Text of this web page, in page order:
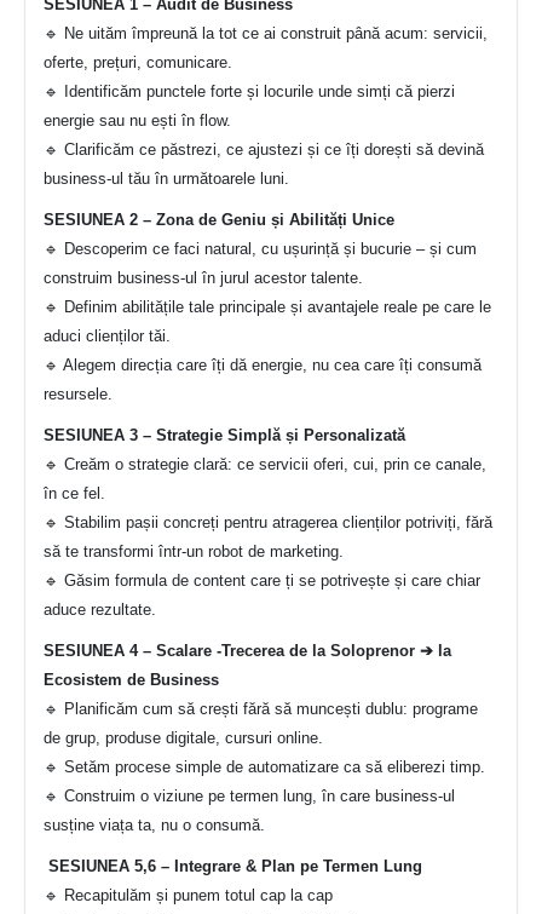
SESIUNEA 1 – Audit de Business
🔹 Ne uităm împreună la tot ce ai construit până acum: servicii,
oferte, prețuri, comunicare.
🔹 Identificăm punctele forte și locurile unde simți că pierzi
energie sau nu ești în flow.
🔹 Clarificăm ce păstrezi, ce ajustezi și ce îți dorești să devină
business-ul tău în următoarele luni.
SESIUNEA 2 – Zona de Geniu și Abilități Unice
🔹 Descoperim ce faci natural, cu ușurință și bucurie – și cum
construim business-ul în jurul acestor talente.
🔹 Definim abilitățile tale principale și avantajele reale pe care le
aduci clienților tăi.
🔹 Alegem direcția care îți dă energie, nu cea care îți consumă
resursele.
SESIUNEA 3 – Strategie Simplă și Personalizată
🔹 Creăm o strategie clară: ce servicii oferi, cui, prin ce canale,
în ce fel.
🔹 Stabilim pașii concreți pentru atragerea clienților potriviți, fără
să te transformi într-un robot de marketing.
🔹 Găsim formula de content care ți se potrivește și care chiar
aduce rezultate.
SESIUNEA 4 – Scalare -Trecerea de la Soloprenor ➔ la
Ecosistem de Business
🔹 Planificăm cum să crești fără să muncești dublu: programe
de grup, produse digitale, cursuri online.
🔹 Setăm procese simple de automatizare ca să eliberezi timp.
🔹 Construim o viziune pe termen lung, în care business-ul
susține viața ta, nu o consumă.
SESIUNEA 5,6 – Integrare & Plan pe Termen Lung
🔹 Recapitulăm și punem totul cap la cap